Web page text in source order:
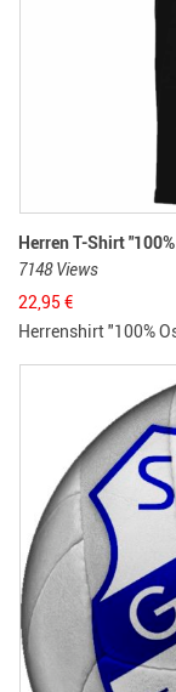
Herren T-Shirt
7148 Views
22,95 €
Herrenshirt "100%